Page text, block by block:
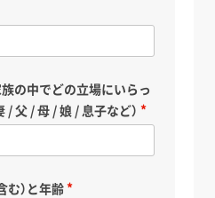
の中でどの立場にいらっ
/ 父 / 母 / 娘 / 息子など）
む）と年齢